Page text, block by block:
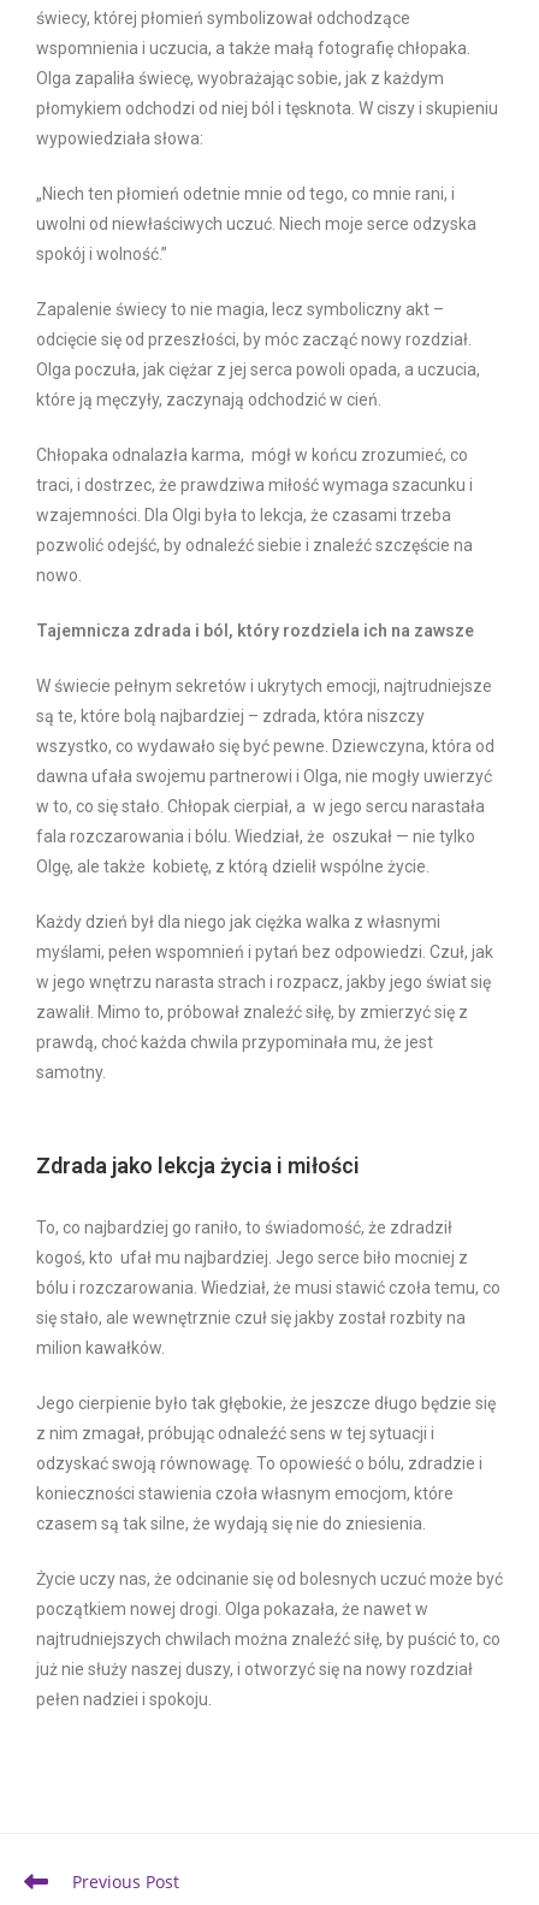
świecy, której płomień symbolizował odchodzące
wspomnienia i uczucia, a także małą fotografię chłopaka.
Olga zapaliła świecę, wyobrażając sobie, jak z każdym
płomykiem odchodzi od niej ból i tęsknota. W ciszy i skupieniu
wypowiedziała słowa:
„Niech ten płomień odetnie mnie od tego, co mnie rani, i
uwolni od niewłaściwych uczuć. Niech moje serce odzyska
spokój i wolność.”
Zapalenie świecy to nie magia, lecz symboliczny akt –
odcięcie się od przeszłości, by móc zacząć nowy rozdział.
Olga poczuła, jak ciężar z jej serca powoli opada, a uczucia,
które ją męczyły, zaczynają odchodzić w cień.
Chłopaka odnalazła karma, mógł w końcu zrozumieć, co
traci, i dostrzec, że prawdziwa miłość wymaga szacunku i
wzajemności. Dla Olgi była to lekcja, że czasami trzeba
pozwolić odejść, by odnaleźć siebie i znaleźć szczęście na
nowo.
Tajemnicza zdrada i ból, który rozdziela ich na zawsze
W świecie pełnym sekretów i ukrytych emocji, najtrudniejsze
są te, które bolą najbardziej – zdrada, która niszczy
wszystko, co wydawało się być pewne. Dziewczyna, która od
dawna ufała swojemu partnerowi i Olga, nie mogły uwierzyć
w to, co się stało. Chłopak cierpiał, a w jego sercu narastała
fala rozczarowania i bólu. Wiedział, że oszukał — nie tylko
Olgę, ale także kobietę, z którą dzielił wspólne życie.
Każdy dzień był dla niego jak ciężka walka z własnymi
myślami, pełen wspomnień i pytań bez odpowiedzi. Czuł, jak
w jego wnętrzu narasta strach i rozpacz, jakby jego świat się
zawalił. Mimo to, próbował znaleźć siłę, by zmierzyć się z
prawdą, choć każda chwila przypominała mu, że jest
samotny.
Zdrada jako lekcja życia i miłości
To, co najbardziej go raniło, to świadomość, że zdradził
kogoś, kto ufał mu najbardziej. Jego serce biło mocniej z
bólu i rozczarowania. Wiedział, że musi stawić czoła temu, co
się stało, ale wewnętrznie czuł się jakby został rozbity na
milion kawałków.
Jego cierpienie było tak głębokie, że jeszcze długo będzie się
z nim zmagał, próbując odnaleźć sens w tej sytuacji i
odzyskać swoją równowagę. To opowieść o bólu, zdradzie i
konieczności stawienia czoła własnym emocjom, które
czasem są tak silne, że wydają się nie do zniesienia.
Życie uczy nas, że odcinanie się od bolesnych uczuć może być
początkiem nowej drogi. Olga pokazała, że nawet w
najtrudniejszych chwilach można znaleźć siłę, by puścić to, co
już nie służy naszej duszy, i otworzyć się na nowy rozdział
pełen nadziei i spokoju.
Previous Post